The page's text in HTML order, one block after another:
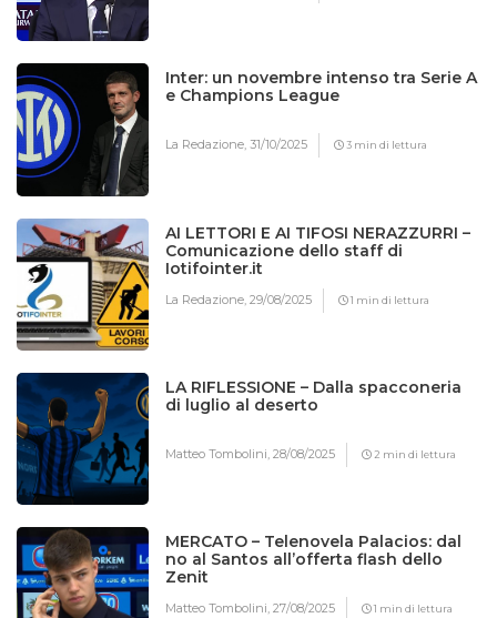
Inter: un novembre intenso tra Serie A
e Champions League
La Redazione,31/10/2025 3 min di lettura
AI LETTORI E AI TIFOSI NERAZZURRI –
Comunicazione dello staff di
Iotifointer.it
La Redazione,29/08/2025 1 min di lettura
LA RIFLESSIONE – Dalla spacconeria
di luglio al deserto
Matteo Tombolini,28/08/2025 2 min di lettura
MERCATO – Telenovela Palacios: dal
no al Santos all’offerta flash dello
Zenit
Matteo Tombolini,27/08/2025 1 min di lettura